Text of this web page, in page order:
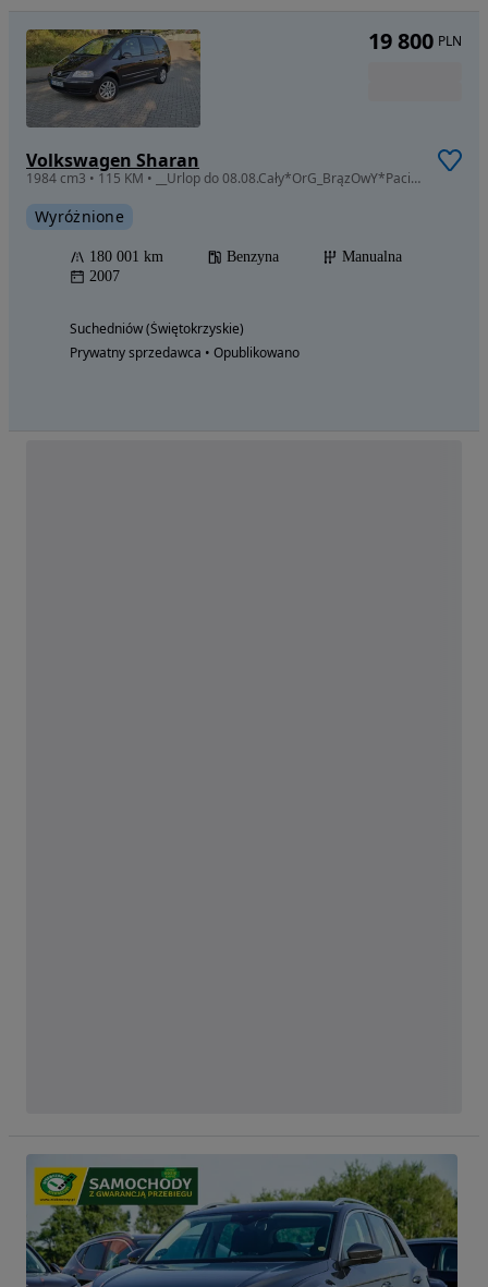
Volkswagen Sharan
1984 cm3 • 115 KM • __Urlop do 08.08.Cały*OrG_BrązOwY*PaciFic_NaWieWy*7oS__
Wyróżnione
180 001 km Benzyna
Manualna
2007
Suchedniów (Świętokrzyskie)
Prywatny sprzedawca • Opublikowano
19 800 PLN